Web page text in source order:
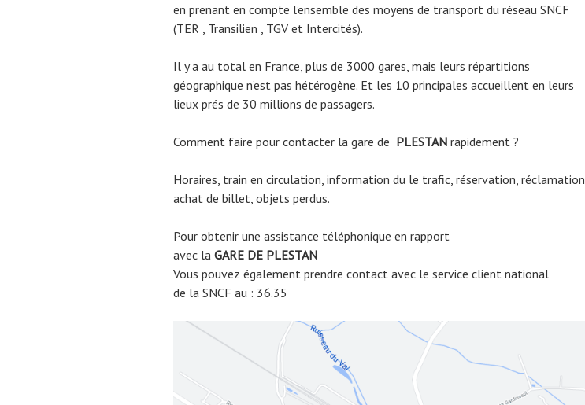
en prenant en compte l’ensemble des moyens de transport du réseau SNCF
(TER , Transilien , TGV et Intercités).
Il y a au total en France, plus de 3000 gares, mais leurs répartitions
géographique n’est pas hétérogène. Et les 10 principales accueillent en leurs
lieux prés de 30 millions de passagers.
Comment faire pour contacter la gare de PLESTAN rapidement ?
Horaires, train en circulation, information du le trafic, réservation, réclamation
achat de billet, objets perdus.
Pour obtenir une assistance téléphonique en rapport
avec la GARE DE PLESTAN
Vous pouvez également prendre contact avec le service client national
de la SNCF au : 36.35